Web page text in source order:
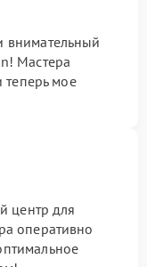
внимательный
Мастера
теперь мое
центр для
оперативно